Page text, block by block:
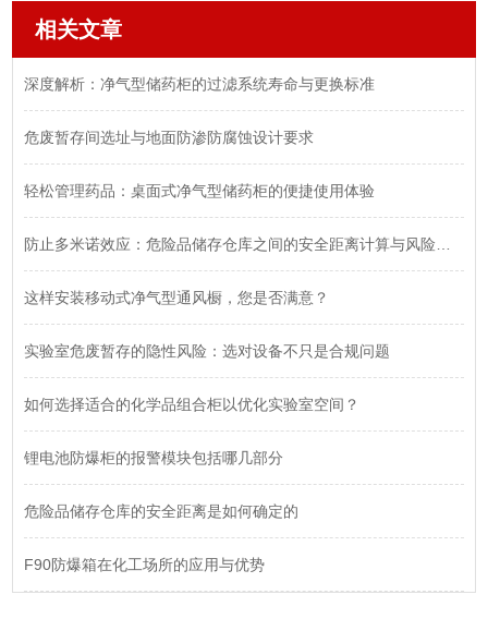
相关文章
深度解析：净气型储药柜的过滤系统寿命与更换标准
危废暂存间选址与地面防渗防腐蚀设计要求
轻松管理药品：桌面式净气型储药柜的便捷使用体验
防止多米诺效应：危险品储存仓库之间的安全距离计算与风险隔离
这样安装移动式净气型通风橱，您是否满意？
实验室危废暂存的隐性风险：选对设备不只是合规问题
如何选择适合的化学品组合柜以优化实验室空间？
锂电池防爆柜的报警模块包括哪几部分
危险品储存仓库的安全距离是如何确定的
F90防爆箱在化工场所的应用与优势